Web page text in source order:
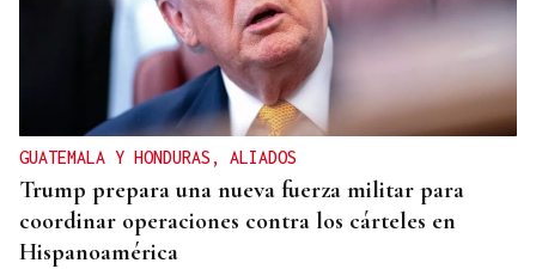
GUATEMALA Y HONDURAS, ALIADOS
Trump prepara una nueva fuerza militar para
coordinar operaciones contra los cárteles en
Hispanoamérica